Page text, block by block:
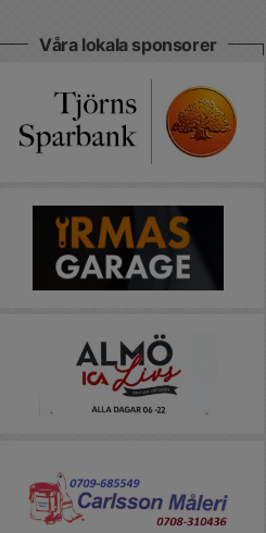
Våra lokala sponsorer